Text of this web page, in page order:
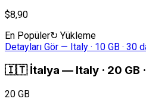
$8,90
En Popüler↻ Yükleme
Detayları Gör — Italy · 10 GB · 30
🇮🇹 İtalya — Italy · 20 GB
20 GB